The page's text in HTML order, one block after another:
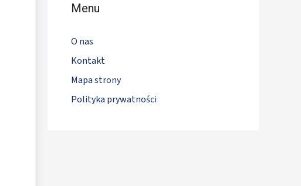
Menu
O nas
Kontakt
Mapa strony
Polityka prywatności